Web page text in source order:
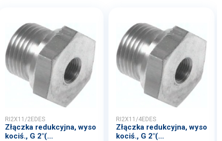
RI2X11/2EDES
Złączka redukcyjna, wyso
kociś., G 2"(...
RI2X11/4EDES
Złączka redukcyjna, wyso
kociś., G 2"(...